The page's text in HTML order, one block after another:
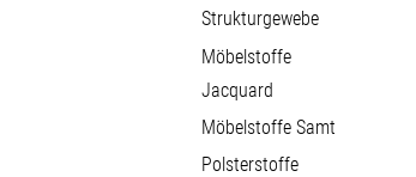
Strukturgewebe
Möbelstoffe
Jacquard
Möbelstoffe Samt
Polsterstoffe